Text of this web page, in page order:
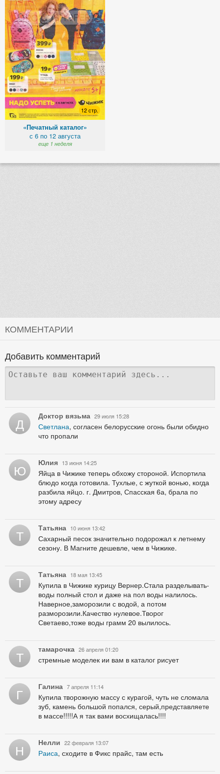
12 стр.
«Печатный каталог»
с 6 по 12 августа
еще 1 неделя
КОММЕНТАРИИ
Добавить комментарий
Д Доктор вязьма 29 июля 15:28
Светлана, согласен белорусские огонь были обидно
что пропали
Ю Юлия 13 июня 14:25
Яйца в Чижике теперь обхожу стороной. Испортила
блюдо когда готовила. Тухлые, с жуткой вонью, когда
разбила яйцо. г. Дмитров, Спасская 6а, брала по
этому адресу
Т Татьяна 10 июня 13:42
Сахарный песок значительно подорожал к летнему
сезону. В Магните дешевле, чем в Чижике.
Т Татьяна 18 мая 13:45
Купила в Чижике курицу Вернер.Стала разделывать-
воды полный стол и даже на пол воды налилось.
Наверное,заморозили с водой, а потом
разморозили.Качество нулевое.Творог
Светаево,тоже воды грамм 20 вылилось.
Т тамарочка 26 апреля 01:20
стремные моделек ии вам в каталог рисует
Г Галина 7 апреля 11:14
Купила творожную массу с курагой, чуть не сломала
зуб, камень большой попался, серый,представляете
в массе!!!!!А я так вами восхищалась!!!!
Н Нелли 22 февраля 13:07
Раиса, сходите в Фикс прайс, там есть